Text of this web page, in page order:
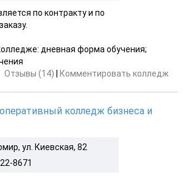
по контракту и по
дневная форма обучения;
Отзывы (14)
Комментировать колледж
колледж бизнеса и
ул. Киевская, 82
8671